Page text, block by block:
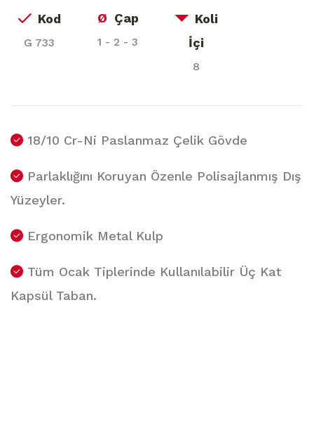
Kod
G 733
Ø Çap
1 - 2 - 3
Koli
İçi
8
18/10 Cr-Ni Paslanmaz Çelik Gövde
Parlaklığını Koruyan Özenle Polisajlanmış Dış
Yüzeyler.
Ergonomik Metal Kulp
Tüm Ocak Tiplerinde Kullanılabilir Üç Kat
Kapsül Taban.